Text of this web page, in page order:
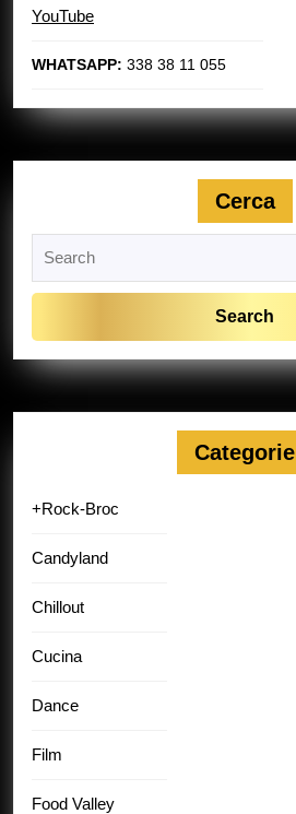
YouTube
WHATSAPP: 338 38 11 055
Cerca
for:
Categorie
+Rock-Broc
Candyland
Chillout
Cucina
Dance
Film
Food Valley